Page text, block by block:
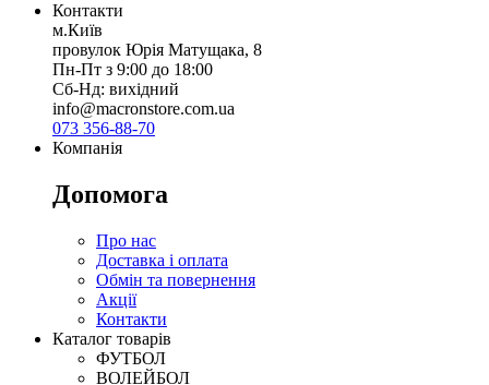
Контакти
м.Київ
провулок Юрія Матущака, 8
Пн-Пт з 9:00 до 18:00
Сб-Нд: вихідний
info@macronstore.com.ua
073 356-88-70
Компанія
Допомога
Про нас
Доставка і оплата
Обмін та повернення
Акції
Контакти
Каталог товарів
ФУТБОЛ
ВОЛЕЙБОЛ